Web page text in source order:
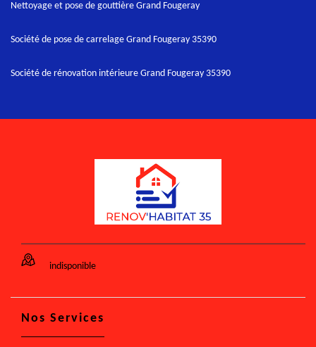
Nettoyage et pose de gouttière Grand Fougeray
Société de pose de carrelage Grand Fougeray 35390
Société de rénovation intérieure Grand Fougeray 35390
indisponible
Nos Services